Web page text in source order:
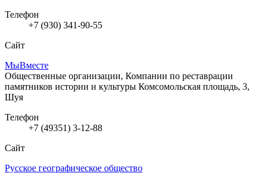
Телефон
+7 (930) 341-90-55
Сайт
МыВместе
Общественные организации, Компании по реставрации
памятников истории и культуры Комсомольская площадь, 3,
Шуя
Телефон
+7 (49351) 3-12-88
Сайт
Русское географическое общество